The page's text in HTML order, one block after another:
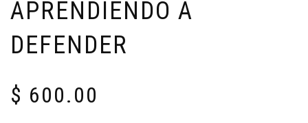
APRENDIENDO A
DEFENDER
$ 600.00